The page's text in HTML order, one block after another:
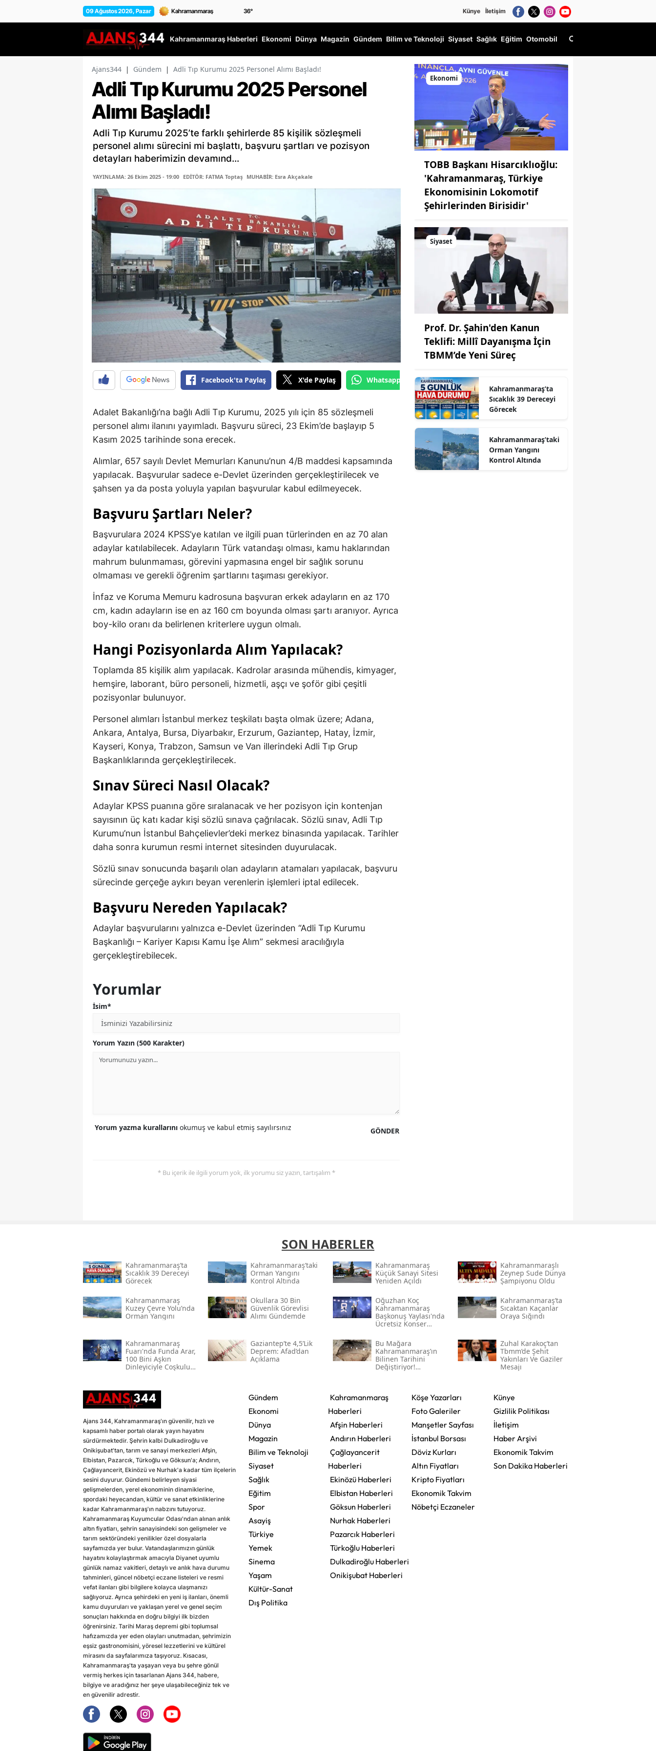
09 Ağustos 2026, Pazar 36° Künye İletişim
Kahramanmaraş Haberleri Ekonomi Dünya Magazin Gündem Bilim ve Teknoloji Siyaset Sağlık Eğitim Otomobil
Ajans344 | Gündem | Adli Tıp Kurumu 2025 Personel Alımı Başladı!
Adli Tıp Kurumu 2025 Personel
Alımı Başladı!
Adli Tıp Kurumu 2025’te farklı şehirlerde 85 kişilik sözleşmeli
personel alımı sürecini mi başlattı, başvuru şartları ve pozisyon
detayları haberimizin devamınd...
YAYINLAMA: 26 Ekim 2025 - 19:00 EDİTÖR: FATMA Toptaş MUHABİR: Esra Akçakale
Facebook'ta Paylaş X'de Paylaş Whatsapp'tan Gönder
Adalet Bakanlığı’na bağlı Adli Tıp Kurumu, 2025 yılı için 85 sözleşmeli
personel alımı ilanını yayımladı. Başvuru süreci, 23 Ekim’de başlayıp 5
Kasım 2025 tarihinde sona erecek.
Alımlar, 657 sayılı Devlet Memurları Kanunu’nun 4/B maddesi kapsamında
yapılacak. Başvurular sadece e-Devlet üzerinden gerçekleştirilecek ve
şahsen ya da posta yoluyla yapılan başvurular kabul edilmeyecek.
Başvuru Şartları Neler?
Başvurulara 2024 KPSS’ye katılan ve ilgili puan türlerinden en az 70 alan
adaylar katılabilecek. Adayların Türk vatandaşı olması, kamu haklarından
mahrum bulunmaması, görevini yapmasına engel bir sağlık sorunu
olmaması ve gerekli öğrenim şartlarını taşıması gerekiyor.
İnfaz ve Koruma Memuru kadrosuna başvuran erkek adayların en az 170
cm, kadın adayların ise en az 160 cm boyunda olması şartı aranıyor. Ayrıca
boy-kilo oranı da belirlenen kriterlere uygun olmalı.
Hangi Pozisyonlarda Alım Yapılacak?
Toplamda 85 kişilik alım yapılacak. Kadrolar arasında mühendis, kimyager,
hemşire, laborant, büro personeli, hizmetli, aşçı ve şoför gibi çeşitli
pozisyonlar bulunuyor.
Personel alımları İstanbul merkez teşkilatı başta olmak üzere; Adana,
Ankara, Antalya, Bursa, Diyarbakır, Erzurum, Gaziantep, Hatay, İzmir,
Kayseri, Konya, Trabzon, Samsun ve Van illerindeki Adli Tıp Grup
Başkanlıklarında gerçekleştirilecek.
Sınav Süreci Nasıl Olacak?
Adaylar KPSS puanına göre sıralanacak ve her pozisyon için kontenjan
sayısının üç katı kadar kişi sözlü sınava çağrılacak. Sözlü sınav, Adli Tıp
Kurumu’nun İstanbul Bahçelievler’deki merkez binasında yapılacak. Tarihler
daha sonra kurumun resmi internet sitesinden duyurulacak.
Sözlü sınav sonucunda başarılı olan adayların atamaları yapılacak, başvuru
sürecinde gerçeğe aykırı beyan verenlerin işlemleri iptal edilecek.
Başvuru Nereden Yapılacak?
Adaylar başvurularını yalnızca e-Devlet üzerinden “Adli Tıp Kurumu
Başkanlığı – Kariyer Kapısı Kamu İşe Alım” sekmesi aracılığıyla
gerçekleştirebilecek.
Yorumlar
İsim*
Yorum Yazın (500 Karakter)
GÖNDER
Yorum yazma kurallarını okumuş ve kabul etmiş sayılırsınız
* Bu içerik ile ilgili yorum yok, ilk yorumu siz yazın, tartışalım *
Ekonomi
TOBB Başkanı Hisarcıklıoğlu:
'Kahramanmaraş, Türkiye
Ekonomisinin Lokomotif
Şehirlerinden Birisidir'
Siyaset
Prof. Dr. Şahin'den Kanun
Teklifi: Millî Dayanışma İçin
TBMM’de Yeni Süreç
Kahramanmaraş’ta
Sıcaklık 39 Dereceyi
Görecek
Kahramanmaraş’taki
Orman Yangını
Kontrol Altında
SON HABERLER
Kahramanmaraş’ta
Sıcaklık 39 Dereceyi
Görecek
Kahramanmaraş’taki
Orman Yangını
Kontrol Altında
Kahramanmaraş
Küçük Sanayi Sitesi
Yeniden Açıldı
Kahramanmaraşlı
Zeynep Sude Dünya
Şampiyonu Oldu
Kahramanmaraş
Kuzey Çevre Yolu’nda
Orman Yangını
Okullara 30 Bin
Güvenlik Görevlisi
Alımı Gündemde
Oğuzhan Koç
Kahramanmaraş
Başkonuş Yaylası'nda
Ücretsiz Konser
Kahramanmaraş’ta
Sıcaktan Kaçanlar
Oraya Sığındı
Kahramanmaraş
Fuarı'nda Funda Arar,
100 Bini Aşkın
Dinleyiciyle Coşkulu
Gaziantep’te 4,5’lik
Deprem: Afad’dan
Açıklama
Bu Mağara
Kahramanmaraş’ın
Bilinen Tarihini
Değiştiriyor!
Zuhal Karakoç’tan
Tbmm’de Şehit
Yakınları Ve Gaziler
Mesajı
Ajans 344, Kahramanmaraş'ın güvenilir, hızlı ve
kapsamlı haber portalı olarak yayın hayatını
sürdürmektedir. Şehrin kalbi Dulkadiroğlu ve
Onikişubat'tan, tarım ve sanayi merkezleri Afşin,
Elbistan, Pazarcık, Türkoğlu ve Göksun'a; Andırın,
Çağlayancerit, Ekinözü ve Nurhak'a kadar tüm ilçelerin
sesini duyurur. Gündemi belirleyen siyasi
gelişmelerden, yerel ekonominin dinamiklerine,
spordaki heyecandan, kültür ve sanat etkinliklerine
kadar Kahramanmaraş'ın nabzını tutuyoruz.
Kahramanmaraş Kuyumcular Odası'ndan alınan anlık
altın fiyatları, şehrin sanayisindeki son gelişmeler ve
tarım sektöründeki yenilikler özel dosyalarla
sayfamızda yer bulur. Vatandaşlarımızın günlük
hayatını kolaylaştırmak amacıyla Diyanet uyumlu
günlük namaz vakitleri, detaylı ve anlık hava durumu
tahminleri, güncel nöbetçi eczane listeleri ve resmi
vefat ilanları gibi bilgilere kolayca ulaşmanızı
sağlıyoruz. Ayrıca şehirdeki en yeni iş ilanları, önemli
kamu duyuruları ve yaklaşan yerel ve genel seçim
sonuçları hakkında en doğru bilgiyi ilk bizden
öğrenirsiniz. Tarihi Maraş depremi gibi toplumsal
hafızamızda yer eden olayları unutmadan, şehrimizin
eşsiz gastronomisini, yöresel lezzetlerini ve kültürel
mirasını da sayfalarımıza taşıyoruz. Kısacası,
Kahramanmaraş'ta yaşayan veya bu şehre gönül
vermiş herkes için tasarlanan Ajans 344, habere,
bilgiye ve aradığınız her şeye ulaşabileceğiniz tek ve
en güvenilir adrestir.
Gündem
Ekonomi
Dünya
Magazin
Bilim ve Teknoloji
Siyaset
Sağlık
Eğitim
Spor
Asayiş
Türkiye
Yemek
Sinema
Yaşam
Kültür-Sanat
Dış Politika
Kahramanmaraş
Haberleri
Afşin Haberleri
Andırın Haberleri
Çağlayancerit
Haberleri
Ekinözü Haberleri
Elbistan Haberleri
Göksun Haberleri
Nurhak Haberleri
Pazarcık Haberleri
Türkoğlu Haberleri
Dulkadiroğlu Haberleri
Onikişubat Haberleri
Köşe Yazarları
Foto Galeriler
Manşetler Sayfası
İstanbul Borsası
Döviz Kurları
Altın Fiyatları
Kripto Fiyatları
Ekonomik Takvim
Nöbetçi Eczaneler
Künye
Gizlilik Politikası
İletişim
Haber Arşivi
Ekonomik Takvim
Son Dakika Haberleri